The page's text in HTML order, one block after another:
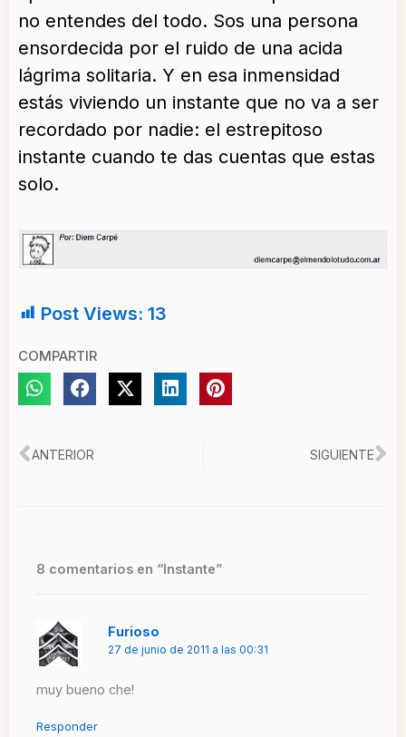
no entendes del todo. Sos una persona
ensordecida por el ruido de una acida
lágrima solitaria. Y en esa inmensidad
estás viviendo un instante que no va a ser
recordado por nadie: el estrepitoso
instante cuando te das cuentas que estas
solo.
Post Views: 13
COMPARTIR
Ant
ANTERIOR SIGUIENTE
8 comentarios en “Instante”
Furioso
27 de junio de 2011 a las 00:31
muy bueno che!
Responder